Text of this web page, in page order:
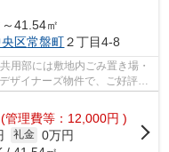
41.54㎡
区常盤町２丁目4-8
用部には敷地内ごみ置き場・
ザイナーズ物件で、ご好評い
(管理費等：12,000円 )
礼金 0万円